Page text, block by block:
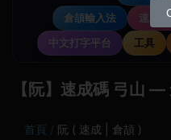
倉頡輸入法
速成
中文打字平台
工具
【阮】速成碼 弓山
首頁 阮 ( 速成 | 倉頡 )